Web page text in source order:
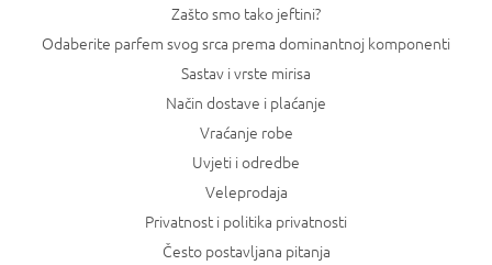
Zašto smo tako jeftini?
Odaberite parfem svog srca prema dominantnoj komponenti
Sastav i vrste mirisa
Način dostave i plaćanje
Vraćanje robe
Uvjeti i odredbe
Veleprodaja
Privatnost i politika privatnosti
Često postavljana pitanja